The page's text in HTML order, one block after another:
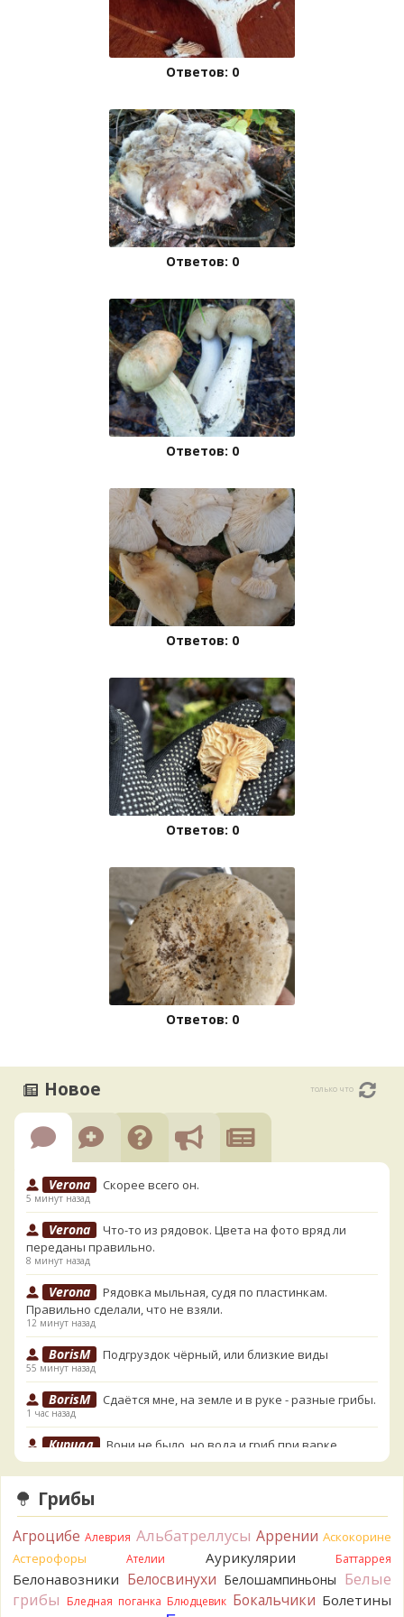
Ответов: 0
Ответов: 0
Ответов: 0
Ответов: 0
Ответов: 0
Ответов: 0
Новое только что
Verona Скорее всего он.
5 минут назад
Verona
Что-то из рядовок. Цвета на фото вряд ли
переданы правильно.
8 минут назад
Verona
Рядовка мыльная, судя по пластинкам.
Правильно сделали, что не взяли.
12 минут назад
BorisM Подгруздок чёрный, или близкие виды
55 минут назад
BorisM Сдаётся мне, на земле и в руке - разные грибы.
1 час назад
Кирилл
Вони не было, но вода и гриб при варке
начали желтеть. Выкинул. Большое спасибо.
2 часа назад
Кирилл
2 часа назад
Tatiana_A
Да. Но они не все безоговорочно
съедобны.
3 часа назад
Грибы
Агроцибе Алеврия Альбатреллусы Аррении Аскокорине
Астерофоры
Ателии Аурикулярии Баттаррея
Белонавозники Белосвинухи Белошампиньоны Белые
грибы Бледная поганка Блюдцевик Бокальчики Болетины